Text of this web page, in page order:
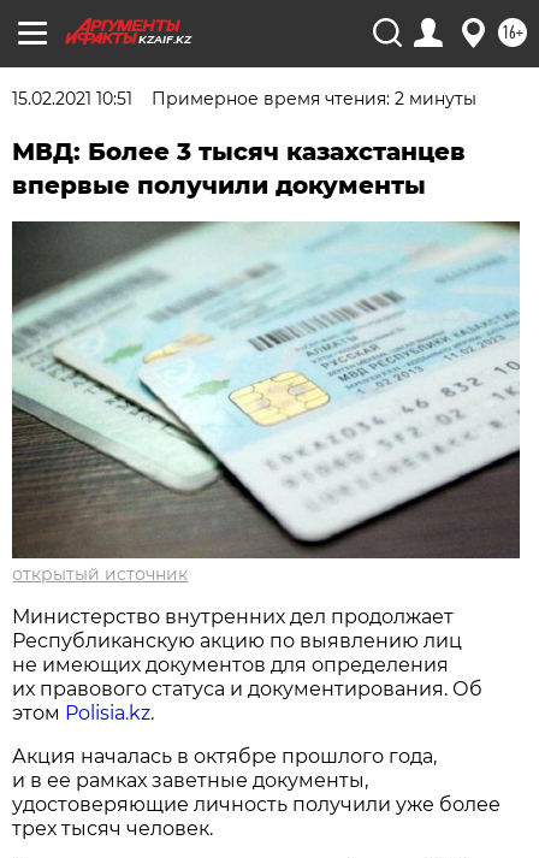
KZAIF.KZ 16+
15.02.2021 10:51 Примерное время чтения: 2 минуты
МВД: Более 3 тысяч казахстанцев
впервые получили документы
открытый источник
Министерство внутренних дел продолжает
Республиканскую акцию по выявлению лиц
не имеющих документов для определения
их правового статуса и документирования. Об
этом Polisia.kz.
Акция началась в октябре прошлого года,
и в ее рамках заветные документы,
удостоверяющие личность получили уже более
трех тысяч человек.